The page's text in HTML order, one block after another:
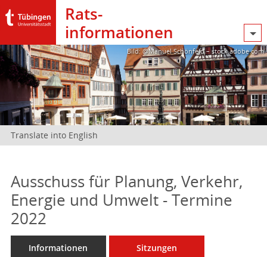
Rats­
informationen
Bild: @Manuel Schönfeld – stock.adobe.com
Translate into English
Ausschuss für Planung, Verkehr,
Energie und Umwelt - Termine
2022
Informationen Sitzungen